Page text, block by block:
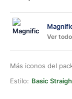
Ver
Más iconos del
Estilo: Basic